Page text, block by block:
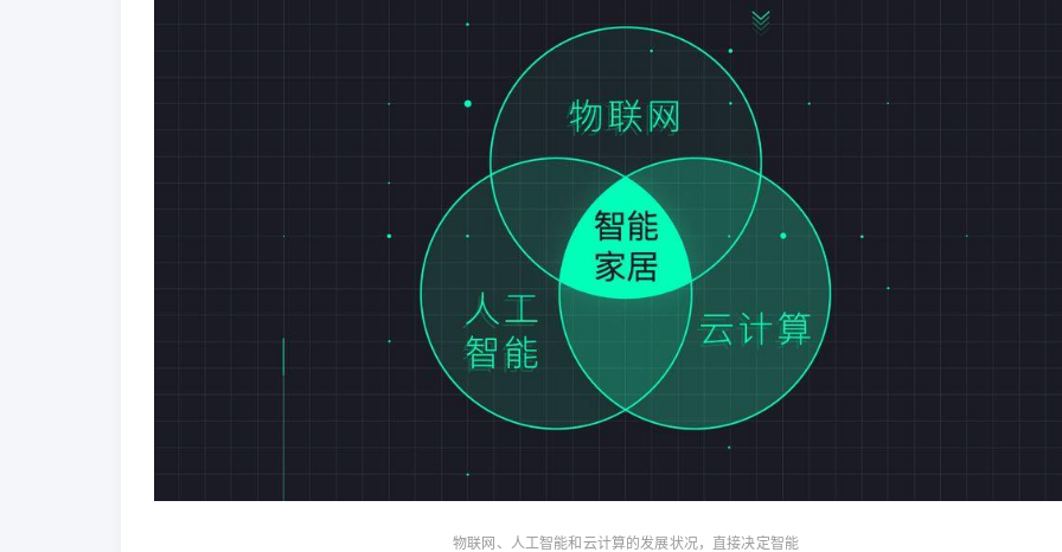
物联网、人工智能和云计算的发展状况，直接决定智能
谷歌对摩托罗拉收购价。同年6月3日，苹果全球
开发者大会（WWDC）上，苹果也推出智能家居
平台HomeKit，授权通过MFi认证的产品接入其系
统。 国内的公司也没有闲着，刚与董明珠立下十
亿“赌局”的雷军与美的完成了交叉持股，并迅速对
20余家生态链企业进行投资，正式踏足智能家居
领域；紧接着，京东与海尔也推出超级App与U＋
计划，希望实现用一个App成为所有智能家居的
入口。 五年后的今天，智能家居几乎成了所有互
联网巨头和家电大厂无法回避的潮流概念。在刚
刚过去的2019AWE（中国家电及消费电子博览
会）大会上，包括华为、海尔、TCL、松下、美
的在内的各路巨头，都宣示了其在智能家居领域
的雄心。 智能家居产业终于走出“概念”，成为诸
多公司眼中的新大陆。 智能家居热潮，为何迟到
了15年？ 智能家居的普及，多少要看看技术的脸